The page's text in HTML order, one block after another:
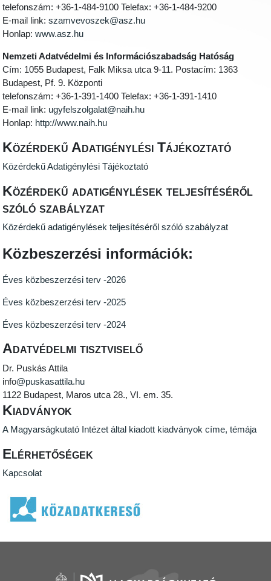
telefonszám: +36-1-484-9100 Telefax: +36-1-484-9200
E-mail link:szamvevoszek@asz.hu
Honlap:www.asz.hu
Nemzeti Adatvédelmi és Információszabadság Hatóság
Cím: 1055 Budapest, Falk Miksa utca 9-11. Postacím: 1363
Budapest, Pf. 9. Központi
telefonszám: +36-1-391-1400 Telefax: +36-1-391-1410
E-mail link: ugyfelszolgalat@naih.hu
Honlap: http://www.naih.hu
Közérdekű Adatigénylési Tájékoztató
Közérdekű Adatigénylési Tájékoztató
Közérdekű adatigénylések teljesítéséről
szóló szabályzat
Közérdekű adatigénylések teljesítéséről szóló szabályzat
Közbeszerzési információk:
Éves közbeszerzési terv -2026
Éves közbeszerzési terv -2025
Éves közbeszerzési terv -2024
Adatvédelmi tisztviselő
Dr. Puskás Attila
info@puskasattila.hu
1122 Budapest, Maros utca 28., VI. em. 35.
Kiadványok
A Magyarságkutató Intézet által kiadott kiadványok címe, témája
Elérhetőségek
Kapcsolat